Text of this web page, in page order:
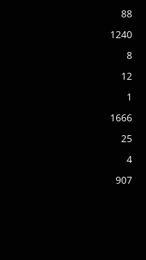
88
1240
8
12
1
1666
25
4
907